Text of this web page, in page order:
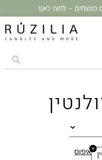
מנצחים – לחצו כאן!
×איפוס